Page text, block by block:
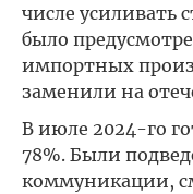
числе усиливать
было
импортных
заменили на
В июле 2024-го
78%. Были
коммуникации,